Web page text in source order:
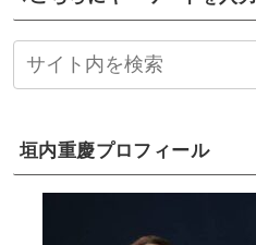
垣内重慶プロフィール